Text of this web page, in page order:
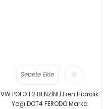
Sepete Ekle
VW POLO 1.2 BENZİNLİ Fren Hidrolik
Yağı DOT4 FERODO Marka